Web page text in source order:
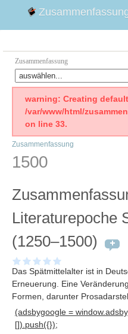
Zusammenfassung
Faust
Willhelm Tell
Emilia Galotti
1. Weltkrieg Zusammenfassung
Weimarer Republik
Die Räuber
Woyzeck
warning: Creating
/var/www/html/
on line 33.
Zusammenfassung
1500
Literaturepoche
(1250–1500)
Das Spätmittelalter ist in
Erneuerung. Eine
Formen, darunter
(adsbygoogle =
[]).push({});